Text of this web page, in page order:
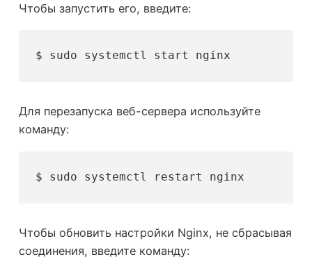
Чтобы запустить его, введите:
$ sudo systemctl start nginx
Для перезапуска веб-сервера используйте
команду:
$ sudo systemctl restart nginx
Чтобы обновить настройки Nginx, не сбрасывая
соединения, введите команду: